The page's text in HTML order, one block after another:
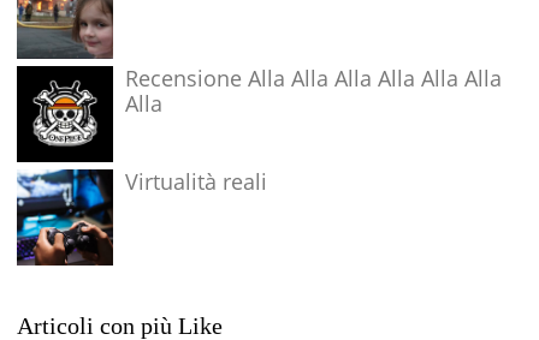
Recensione Alla Alla Alla Alla Alla Alla
Alla
Virtualità reali
Articoli con più Like